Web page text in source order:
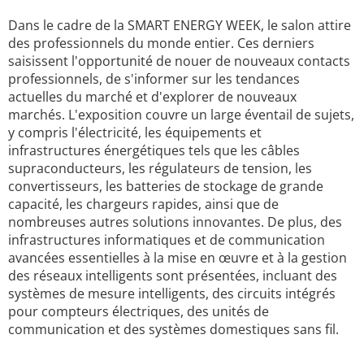
Dans le cadre de la SMART ENERGY WEEK, le salon attire
des professionnels du monde entier. Ces derniers
saisissent l'opportunité de nouer de nouveaux contacts
professionnels, de s'informer sur les tendances
actuelles du marché et d'explorer de nouveaux
marchés. L'exposition couvre un large éventail de sujets,
y compris l'électricité, les équipements et
infrastructures énergétiques tels que les câbles
supraconducteurs, les régulateurs de tension, les
convertisseurs, les batteries de stockage de grande
capacité, les chargeurs rapides, ainsi que de
nombreuses autres solutions innovantes. De plus, des
infrastructures informatiques et de communication
avancées essentielles à la mise en œuvre et à la gestion
des réseaux intelligents sont présentées, incluant des
systèmes de mesure intelligents, des circuits intégrés
pour compteurs électriques, des unités de
communication et des systèmes domestiques sans fil.